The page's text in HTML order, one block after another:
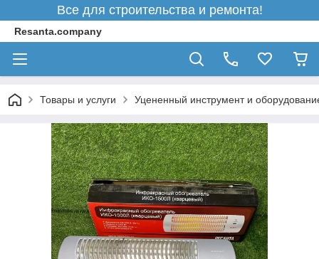
Все для строительства и ремонта!
Resanta.company
Товары и услуги Уцененный инструмент и